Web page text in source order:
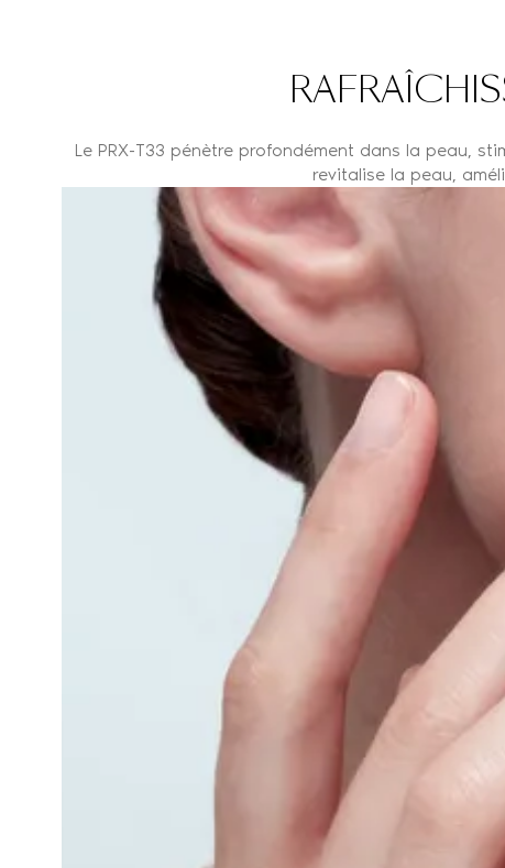
Le PRX-T33 pénètre profondément dans la peau,
revitalise la peau,